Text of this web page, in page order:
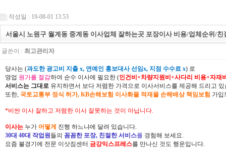
작성일 : 19-08-01 13:53
서울시 노원구 월계동 중계동 이사업체 잘하는곳 포장이사 비용/업체순위/친
글쓴이 : 최고관리자
당사는 (과도한 광고비 지출 x, 연예인 홍보대사 선임x, 지점 수수료 x) 로
영업 원가를 절감하여 순수 이사에 필요한 (인건비+차량지원비+사다리 비용+자재
서비스는 그대로 유지하면서 보다 저렴한 가격으로 이사서비스를 제공해 드리고 있
또한, 국토교통부 정식 허가, KB손해보험 이사화물 적재물 손해배상 책임보험 가입
*비싼 이사 잘하고 저렴한 이사 잘못하는 것이 아닙니다.
이사는 누가 어떻게 진행 하느냐에 달려 있습니다.
30대 40대 작업원들의 꼼꼼한 포장, 친절한 서비스를 경험해 보세요.
요즘 불경기에 전문 이삿짐센터 금강익스프레스를 만나신 것도 행운입니다.